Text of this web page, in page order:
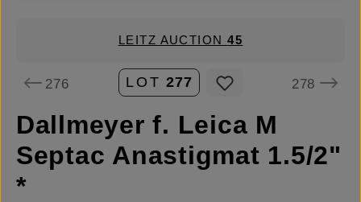
LEITZ AUCTION45
276 LOT 277 278
Dallmeyer f. Leica M
Septac Anastigmat 1.5/2"
*